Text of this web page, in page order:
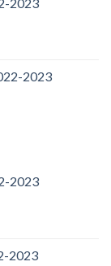
2023
2023
2023